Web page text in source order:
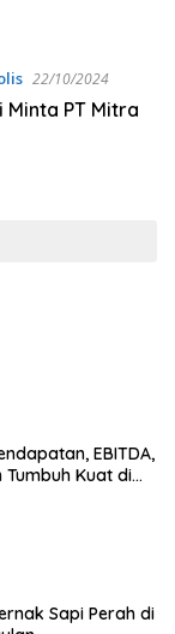
22/10/2024
Minta PT Mitra
EBITDA,
Kuat di
Sapi Perah di